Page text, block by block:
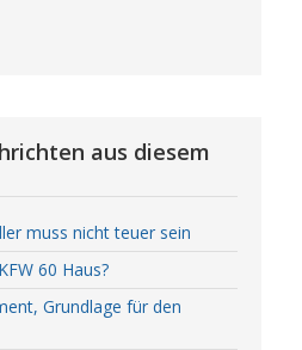
aus diesem
muss nicht teuer sein
60 Haus?
Grundlage für den